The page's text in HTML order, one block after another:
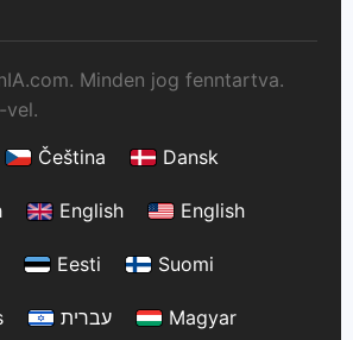
Minden jog fenntartva.
vel.
Čeština Dansk
English English
Eesti Suomi
עברית Magyar